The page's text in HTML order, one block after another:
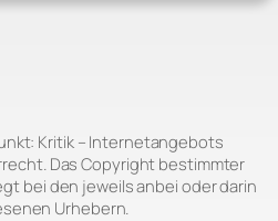
Kritik – Internetangebots
Das Copyright bestimmter
bei den jeweils anbei oder darin
Urhebern.